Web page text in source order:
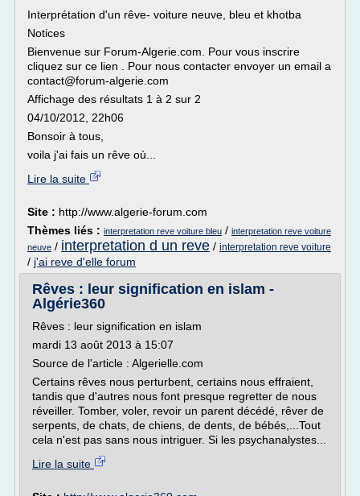
Interprétation d'un rêve- voiture neuve, bleu et khotba
Notices
Bienvenue sur Forum-Algerie.com. Pour vous inscrire
cliquez sur ce lien . Pour nous contacter envoyer un email a
contact@forum-algerie.com
Affichage des résultats 1 à 2 sur 2
04/10/2012, 22h06
Bonsoir à tous,
voila j'ai fais un rêve où...
Lire la suite
Site : http://www.algerie-forum.com
Thèmes liés : interpretation reve voiture bleu / interpretation reve voiture
neuve / interpretation d un reve / interpretation reve voiture
/ j'ai reve d'elle forum
Rêves : leur signification en islam -
Algérie360
Rêves : leur signification en islam
mardi 13 août 2013 à 15:07
Source de l'article : Algerielle.com
Certains rêves nous perturbent, certains nous effraient,
tandis que d'autres nous font presque regretter de nous
réveiller. Tomber, voler, revoir un parent décédé, rêver de
serpents, de chats, de chiens, de dents, de bébés,...Tout
cela n'est pas sans nous intriguer. Si les psychanalystes...
Lire la suite